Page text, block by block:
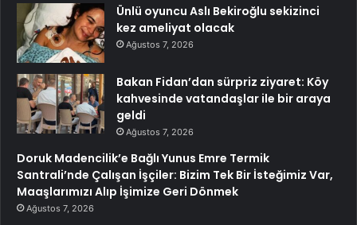
Ünlü oyuncu Aslı Bekiroğlu sekizinci
kez ameliyat olacak
Ağustos 7, 2026
Bakan Fidan’dan sürpriz ziyaret: Köy
kahvesinde vatandaşlar ile bir araya
geldi
Ağustos 7, 2026
Doruk Madencilik’e Bağlı Yunus Emre Termik
Santrali’nde Çalışan İşçiler: Bizim Tek Bir İsteğimiz Var,
Maaşlarımızı Alıp İşimize Geri Dönmek
Ağustos 7, 2026